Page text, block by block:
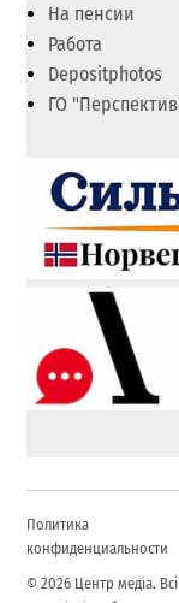
На пенсии
Работа
Depositphotos
ГО
Политика
конфиденциальности
© 2026 Центр медіа.